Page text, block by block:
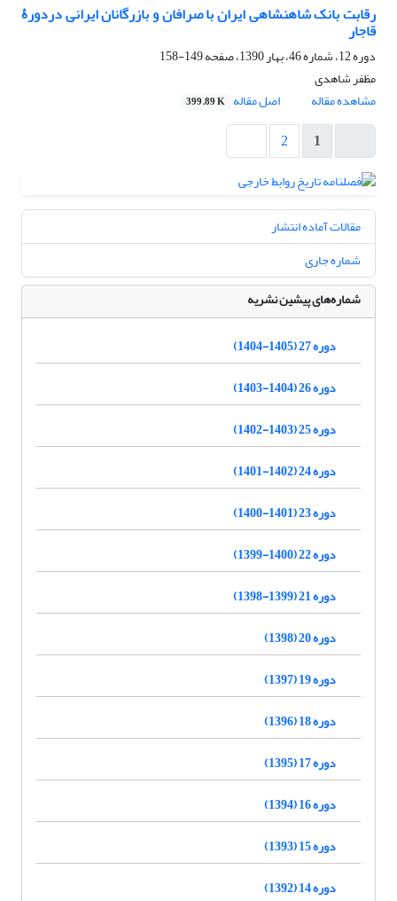
رقابت بانک شاهنشاهی ایران با صرافان و بازرگانان ایرانی دردورۀ
قاجار
دوره 12، شماره 46، بهار 1390، صفحه
149-158
مظفر شاهدی
مشاهده مقاله
اصل مقاله 399.89 K
1
2
مقالات آماده انتشار
شماره جاری
شماره‌های پیشین نشریه
دوره 27 (1405-1404)
دوره 26 (1404-1403)
دوره 25 (1403-1402)
دوره 24 (1402-1401)
دوره 23 (1401-1400)
دوره 22 (1400-1399)
دوره 21 (1399-1398)
دوره 20 (1398)
دوره 19 (1397)
دوره 18 (1396)
دوره 17 (1395)
دوره 16 (1394)
دوره 15 (1393)
دوره 14 (1392)